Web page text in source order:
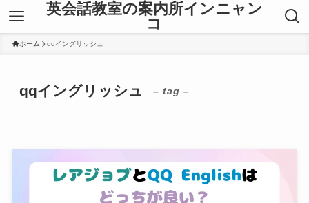
英会話教室の案内所インニャン
コ
ホーム qqイングリッシュ
qqイングリッシュ – tag –